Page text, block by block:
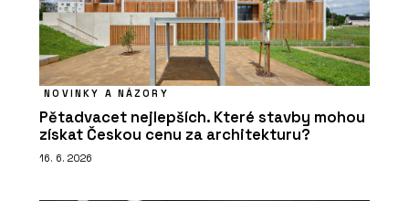
NOVINKY A NÁZORY
Pětadvacet nejlepších. Které stavby mohou
získat Českou cenu za architekturu?
16. 6. 2026